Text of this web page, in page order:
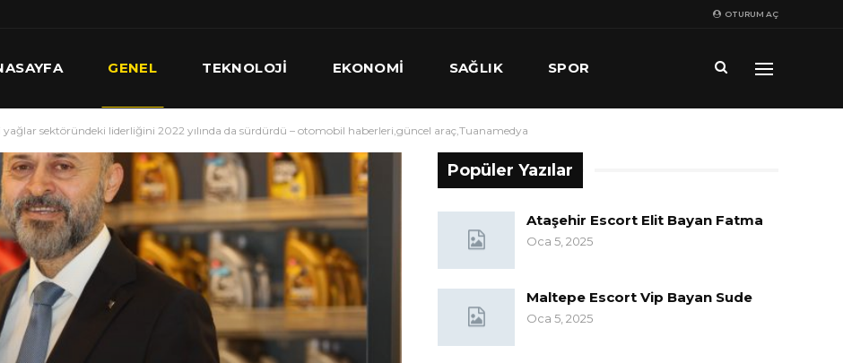
OTURUM AÇ
GENEL TEKNOLOJI EKONOMI SAĞLIK SPOR
sektöründeki liderliğini 2022 yılında da sürdürdü – otomobil haberleri,güncel araç,Tuanamedya
Popüler Yazılar
Ataşehir Escort Elit Bayan Fatma
Oca 5, 2025
Maltepe Escort Vip Bayan Sude
Oca 5, 2025